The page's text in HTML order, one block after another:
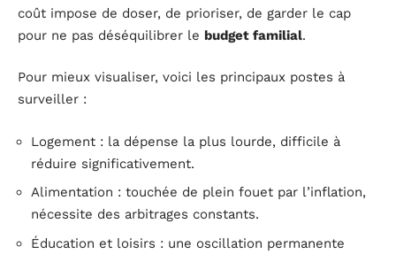
coût impose de doser, de prioriser, de garder le cap
pour ne pas déséquilibrer le budget familial.
Pour mieux visualiser, voici les principaux postes à
surveiller :
Logement : la dépense la plus lourde, difficile à
réduire significativement.
Alimentation : touchée de plein fouet par l’inflation,
nécessite des arbitrages constants.
Éducation et loisirs : une oscillation permanente